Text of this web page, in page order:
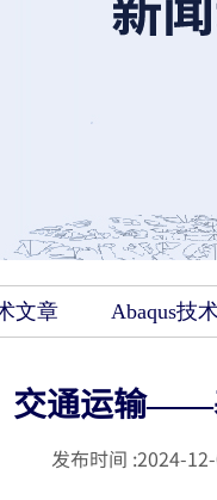
文章 Abaqus技
交通运输——
发布时间 :2024-